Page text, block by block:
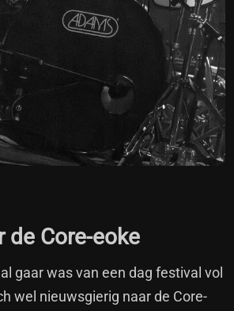
de Core-eoke
gaar was van een dag festival vol
wel nieuwsgierig naar de Core-